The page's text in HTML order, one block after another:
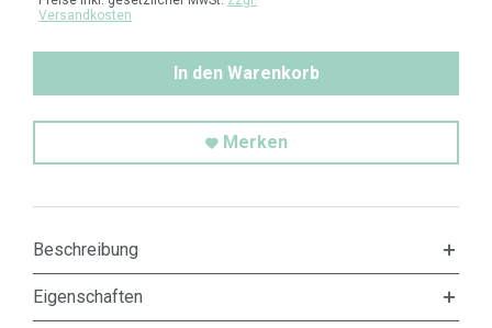
Versandkosten
In den Warenkorb
Merken
Beschreibung
Eigenschaften